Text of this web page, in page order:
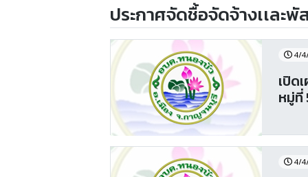
ประกาศจัดชื้อจัดจ้างเเละพั
4/
เปิด
หมู่ที่
4/